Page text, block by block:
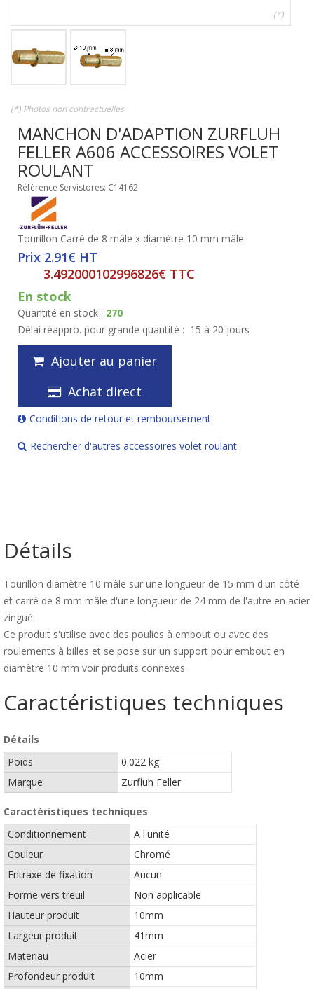
(*)
(*) Photos non contractuelles
MANCHON D'ADAPTION ZURFLUH
FELLER A606 ACCESSOIRES VOLET
ROULANT
Référence Servistores: C14162
Tourillon Carré de 8 mâle x diamètre 10 mm mâle
Prix 2.91€ HT
3.492000102996826€ TTC
En stock
Quantité en stock : 270
Délai réappro. pour grande quantité : 15 à 20 jours
Ajouter au panier
Achat direct
Conditions de retour et remboursement
Rechercher d'autres accessoires volet roulant
Détails
Tourillon diamètre 10 mâle sur une longueur de 15 mm d'un côté
et carré de 8 mm mâle d'une longueur de 24 mm de l'autre en acier
zingué.
Ce produit s'utilise avec des poulies à embout ou avec des
roulements à billes et se pose sur un support pour embout en
diamètre 10 mm voir produits connexes.
Caractéristiques techniques
Détails
Poids
0.022 kg
Marque
Zurfluh Feller
Caractéristiques techniques
Conditionnement
A l'unité
Couleur
Chromé
Entraxe de fixation
Aucun
Forme vers treuil
Non applicable
Hauteur produit
10mm
Largeur produit
41mm
Materiau
Acier
Profondeur produit
10mm